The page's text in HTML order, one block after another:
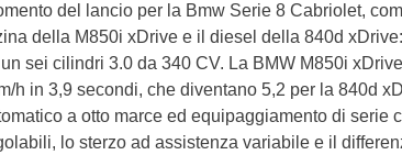
del lancio per la Bmw Serie 8 Cabriolet,
della M850i xDrive e il diesel della 840d
sei cilindri 3.0 da 340 CV. La BMW M850i
h in 3,9 secondi, che diventano 5,2 per la 840d
a otto marce ed equipaggiamento di serie
lo sterzo ad assistenza variabile e il